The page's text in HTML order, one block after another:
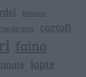
branza
de vita cartofi
faina
lapte